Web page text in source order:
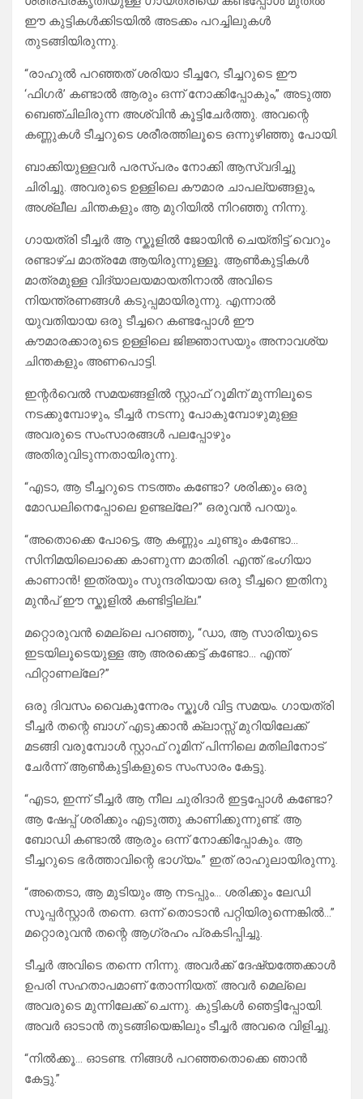
ഈ കുട്ടികൾക്കിടയിൽ അടക്കം പറച്ചിലുകൾ
തുടങ്ങിയിരുന്നു.
“രാഹുൽ പറഞ്ഞത് ശരിയാ ടീച്ചറേ, ടീച്ചറുടെ ഈ
‘ഫിഗർ’ കണ്ടാൽ ആരും ഒന്ന് നോക്കിപ്പോകും,” അടുത്ത
ബെഞ്ചിലിരുന്ന അശ്വിൻ കൂട്ടിചേർത്തു. അവന്റെ
കണ്ണുകൾ ടീച്ചറുടെ ശരീരത്തിലൂടെ ഒന്നുഴിഞ്ഞു പോയി.
ബാക്കിയുള്ളവർ പരസ്പരം നോക്കി ആസ്വദിച്ചു
ചിരിച്ചു. അവരുടെ ഉള്ളിലെ കൗമാര ചാപല്യങ്ങളും,
അശ്ലീല ചിന്തകളും ആ മുറിയിൽ നിറഞ്ഞു നിന്നു.
ഗായത്രി ടീച്ചർ ആ സ്കൂളിൽ ജോയിൻ ചെയ്തിട്ട് വെറും
രണ്ടാഴ്ച മാത്രമേ ആയിരുന്നുള്ളൂ. ആൺകുട്ടികൾ
മാത്രമുള്ള വിദ്യാലയമായതിനാൽ അവിടെ
നിയന്ത്രണങ്ങൾ കടുപ്പമായിരുന്നു. എന്നാൽ
യുവതിയായ ഒരു ടീച്ചറെ കണ്ടപ്പോൾ ഈ
കൗമാരക്കാരുടെ ഉള്ളിലെ ജിജ്ഞാസയും അനാവശ്യ
ചിന്തകളും അണപൊട്ടി.
ഇന്റർവെൽ സമയങ്ങളിൽ സ്റ്റാഫ് റൂമിന് മുന്നിലൂടെ
നടക്കുമ്പോഴും, ടീച്ചർ നടന്നു പോകുമ്പോഴുമുള്ള
അവരുടെ സംസാരങ്ങൾ പലപ്പോഴും
അതിരുവിടുന്നതായിരുന്നു.
“എടാ, ആ ടീച്ചറുടെ നടത്തം കണ്ടോ? ശരിക്കും ഒരു
മോഡലിനെപ്പോലെ ഉണ്ടല്ലേ?” ഒരുവൻ പറയും.
“അതൊക്കെ പോട്ടെ, ആ കണ്ണും ചുണ്ടും കണ്ടോ…
സിനിമയിലൊക്കെ കാണുന്ന മാതിരി. എന്ത് ഭംഗിയാ
കാണാൻ! ഇത്രയും സുന്ദരിയായ ഒരു ടീച്ചറെ ഇതിനു
മുൻപ് ഈ സ്കൂളിൽ കണ്ടിട്ടില്ല.”
മറ്റൊരുവൻ മെല്ലെ പറഞ്ഞു, “ഡാ, ആ സാരിയുടെ
ഇടയിലൂടെയുള്ള ആ അരക്കെട്ട് കണ്ടോ… എന്ത്
ഫിറ്റാണല്ലേ?”
ഒരു ദിവസം വൈകുന്നേരം സ്കൂൾ വിട്ട സമയം. ഗായത്രി
ടീച്ചർ തന്റെ ബാഗ് എടുക്കാൻ ക്ലാസ്സ് മുറിയിലേക്ക്
മടങ്ങി വരുമ്പോൾ സ്റ്റാഫ് റൂമിന് പിന്നിലെ മതിലിനോട്
ചേർന്ന് ആൺകുട്ടികളുടെ സംസാരം കേട്ടു.
“എടാ, ഇന്ന് ടീച്ചർ ആ നീല ചുരിദാർ ഇട്ടപ്പോൾ കണ്ടോ?
ആ ഷേപ്പ് ശരിക്കും എടുത്തു കാണിക്കുന്നുണ്ട്. ആ
ബോഡി കണ്ടാൽ ആരും ഒന്ന് നോക്കിപ്പോകും. ആ
ടീച്ചറുടെ ഭർത്താവിന്റെ ഭാഗ്യം.” ഇത് രാഹുലായിരുന്നു.
“അതെടാ, ആ മുടിയും ആ നടപ്പും… ശരിക്കും ലേഡി
സൂപ്പർസ്റ്റാർ തന്നെ. ഒന്ന് തൊടാൻ പറ്റിയിരുന്നെങ്കിൽ…”
മറ്റൊരുവൻ തന്റെ ആഗ്രഹം പ്രകടിപ്പിച്ചു.
ടീച്ചർ അവിടെ തന്നെ നിന്നു. അവർക്ക് ദേഷ്യത്തേക്കാൾ
ഉപരി സഹതാപമാണ് തോന്നിയത്. അവർ മെല്ലെ
അവരുടെ മുന്നിലേക്ക് ചെന്നു. കുട്ടികൾ ഞെട്ടിപ്പോയി.
അവർ ഓടാൻ തുടങ്ങിയെങ്കിലും ടീച്ചർ അവരെ വിളിച്ചു.
“നിൽക്കൂ… ഓടണ്ട. നിങ്ങൾ പറഞ്ഞതൊക്കെ ഞാൻ
കേട്ടു.”